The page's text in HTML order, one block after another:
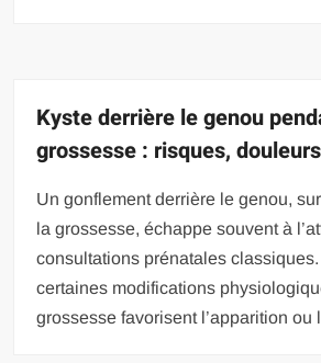
Kyste derrière le genou
grossesse : risques,
Un gonflement derrière le genou,
la grossesse, échappe souvent à
consultations prénatales
certaines modifications
grossesse favorisent l’apparition ou